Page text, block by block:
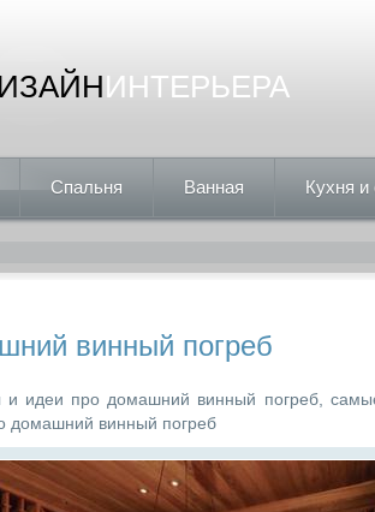
ИНТЕРЬЕРА
Спальня Ванная Кухня и
винный погреб
идеи про домашний винный погреб,
домашний винный погреб